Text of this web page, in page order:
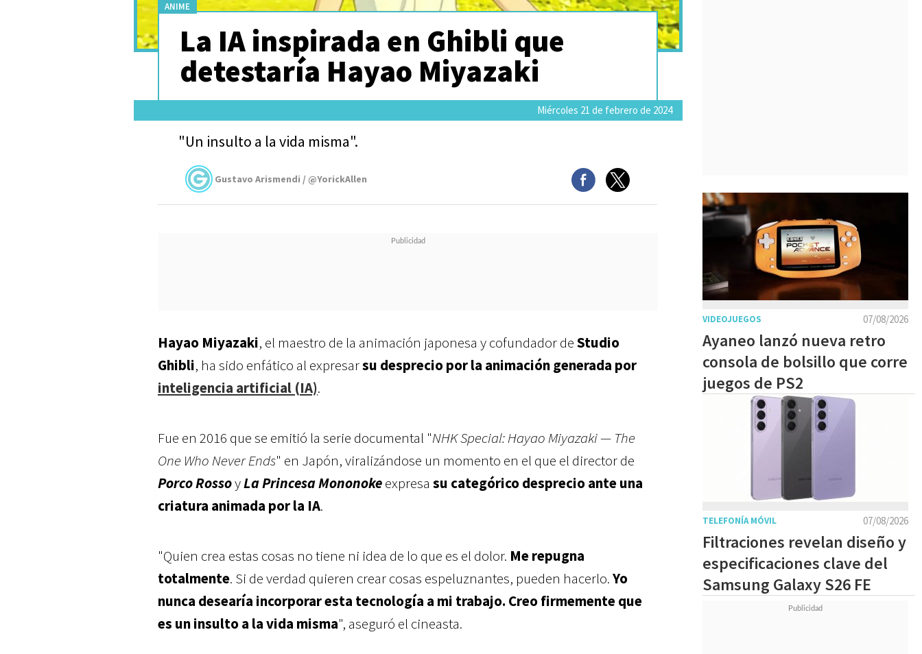
ANIME
La IA inspirada en Ghibli que
detestaría Hayao Miyazaki
Miércoles 21 de febrero de 2024
"Un insulto a la vida misma".
Gustavo Arismendi / @YorickAllen
Hayao Miyazaki, el maestro de la animación japonesa y cofundador deStudio
Ghibli, ha sido enfático al expresarsu desprecio por la animación generada por
inteligencia artificial (IA).
Fue en 2016 que se emitió la serie documental "NHK Special: Hayao Miyazaki — The
One Who Never Ends" en Japón, viralizándose un momento en el que el director de
Porco RossoyLa Princesa Mononokeexpresa su categórico desprecio ante una
criatura animada por la IA.
"Quien crea estas cosas no tiene ni idea de lo que es el dolor. Me repugna
totalmente. Si de verdad quieren crear cosas espeluznantes, pueden hacerlo.Yo
nunca desearía incorporar esta tecnología a mi trabajo. Creo firmemente que
es un insulto a la vida misma", aseguró el cineasta.
07/08/2026
VIDEOJUEGOS
Ayaneo lanzó nueva retro
consola de bolsillo que corre
juegos de PS2
07/08/2026
TELEFONÍA MÓVIL
Filtraciones revelan diseño y
especificaciones clave del
Samsung Galaxy S26 FE